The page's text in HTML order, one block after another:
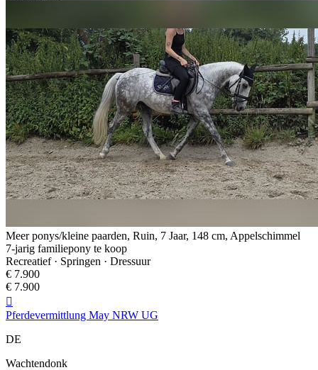
Meer ponys/kleine paarden, Ruin, 7 Jaar, 148 cm, Appelschimmel
7-jarig familiepony te koop
Recreatief · Springen · Dressuur
€ 7.900
€ 7.900

Pferdevermittlung May NRW UG
DE
Wachtendonk